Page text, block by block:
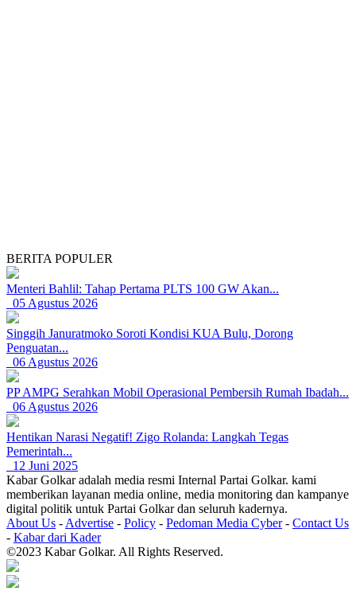
BERITA POPULER
Menteri Bahlil: Tahap Pertama PLTS 100 GW Akan...
05 Agustus 2026
Singgih Januratmoko Soroti Kondisi KUA Bulu, Dorong
Penguatan...
06 Agustus 2026
PP AMPG Serahkan Mobil Operasional Pembersih Rumah Ibadah...
06 Agustus 2026
Hentikan Narasi Negatif! Zigo Rolanda: Langkah Tegas
Pemerintah...
12 Juni 2025
Kabar Golkar adalah media resmi Internal Partai Golkar. kami
memberikan layanan media online, media monitoring dan kampanye
digital politik untuk Partai Golkar dan seluruh kadernya.
About Us - Advertise - Policy - Pedoman Media Cyber- Contact Us
- Kabar dari Kader
©2023 Kabar Golkar. All Rights Reserved.